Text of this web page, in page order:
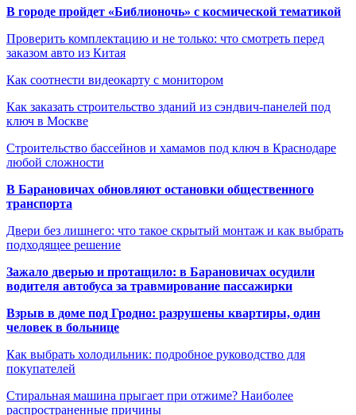
В городе пройдет «Библионочь» с космической тематикой
Проверить комплектацию и не только: что смотреть перед
заказом авто из Китая
Как соотнести видеокарту с монитором
Как заказать строительство зданий из сэндвич-панелей под
ключ в Москве
Строительство бассейнов и хамамов под ключ в Краснодаре
любой сложности
В Барановичах обновляют остановки общественного
транспорта
Двери без лишнего: что такое скрытый монтаж и как выбрать
подходящее решение
Зажало дверью и протащило: в Барановичах осудили
водителя автобуса за травмирование пассажирки
Взрыв в доме под Гродно: разрушены квартиры, один
человек в больнице
Как выбрать холодильник: подробное руководство для
покупателей
Стиральная машина прыгает при отжиме? Наиболее
распространенные причины